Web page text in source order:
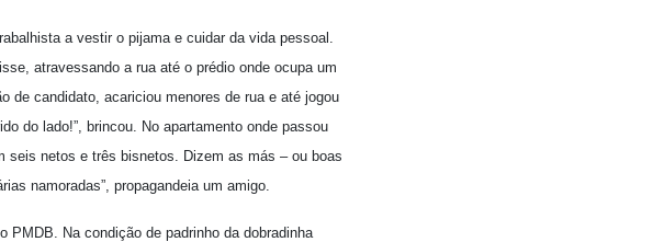
a vestir o pijama e cuidar da vida pessoal.
atravessando a rua até o prédio onde ocupa um
de candidato, acariciou menores de rua e até jogou
do lado!”, brincou. No apartamento onde passou
seis netos e três bisnetos. Dizem as más – ou boas
namoradas”, propagandeia um amigo.
PMDB. Na condição de padrinho da dobradinha